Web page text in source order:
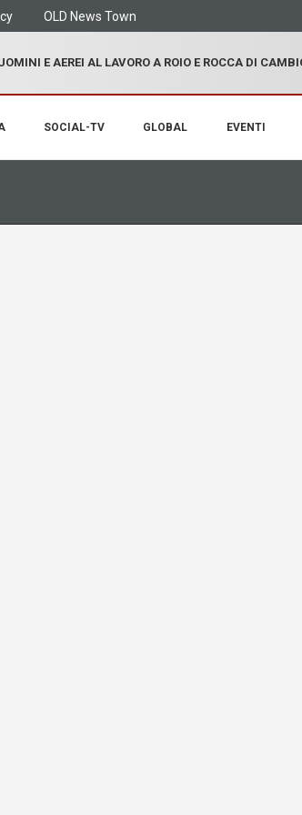
OLD News Town
E AEREI AL LAVORO A ROIO E ROCCA DI
SOCIAL-TV GLOBAL EVENTI